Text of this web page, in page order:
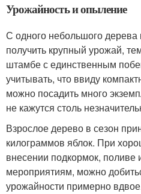
Урожайность и опыление
С одного небольшого дерева
получить крупный урожай,
штамбе с единственным
учитывать, что ввиду
можно посадить много
не кажутся столь
Взрослое дерево в сезон
килограммов яблок. При
внесении подкормок, поливе
мероприятиям, можно
урожайности примерно